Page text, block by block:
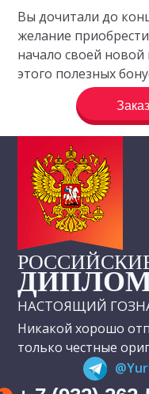
Вы дочитали до
желание
начало своей
этого полезных
НАСТОЯЩИЙ
Никакой хорошо
только честные